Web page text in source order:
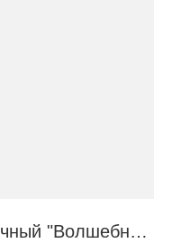
Настенный фонарь уличный "Волшебная ночь"